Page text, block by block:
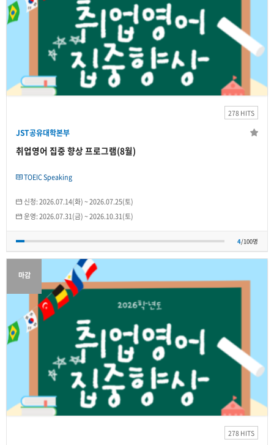
278 HITS
JST공유대학본부
취업영어 집중 향상 프로그램(8월)
TOEIC Speaking
신청:2026.07.14(화)~2026.07.25(토)
운영:2026.07.31(금)~2026.10.31(토)
4/100명
JST공유대학본부
취업영어 집중 향상 프로그램(8월)
4/100명
마감
278 HITS
JST공유대학본부
취업영어 집중 향상 프로그램(8월)